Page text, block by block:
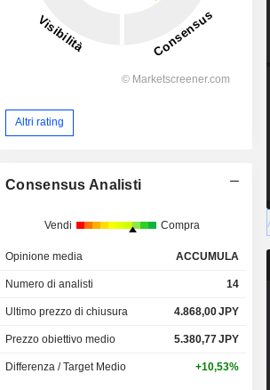
Altri rating
Consensus Analisti
Vendi Compra
Opinione media ACCUMULA
Numero di analisti 14
Ultimo prezzo di chiusura 4.868,00JPY
Prezzo obiettivo medio 5.380,77JPY
Differenza / Target Medio +10,53%